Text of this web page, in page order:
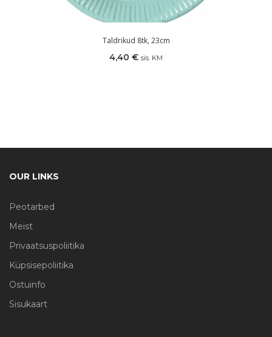
Taldrikud 8tk, 23cm
4,40 € sis. KM
OUR LINKS
Peotarbed
Meist
Privaatsuspoliitika
Küpsisepoliitika
Ostuinfo
Sisukaart